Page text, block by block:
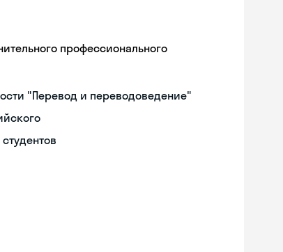
профессионального
"Перевод и переводоведение"